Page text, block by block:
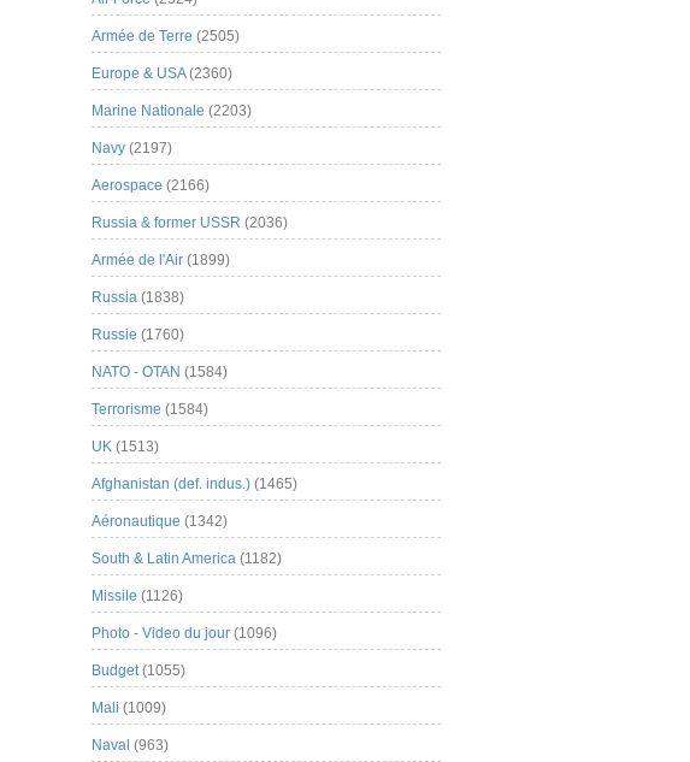
Armée de Terre (2505)
Europe & USA(2360)
Marine Nationale (2203)
Navy (2197)
Aerospace (2166)
Russia & former USSR (2036)
Armée de l'Air (1899)
Russia (1838)
Russie (1760)
NATO - OTAN (1584)
Terrorisme (1584)
UK (1513)
Afghanistan (def. indus.) (1465)
Aéronautique (1342)
South & Latin America (1182)
Missile (1126)
Photo - Video du jour (1096)
Budget(1055)
Mali (1009)
Naval (963)